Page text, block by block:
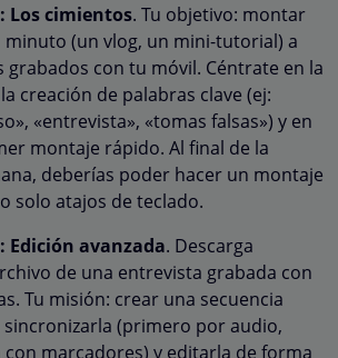
Los cimientos. Tu objetivo: montar
minuto (un vlog, un mini-tutorial) a
grabados con tu móvil. Céntrate en la
creación de palabras clave (ej:
«entrevista», «tomas falsas») y en
montaje rápido. Al final de la
deberías poder hacer un montaje
solo atajos de teclado.
Edición avanzada. Descarga
de una entrevista grabada con
Tu misión: crear una secuencia
(primero por audio,
marcadores) y editarla de forma